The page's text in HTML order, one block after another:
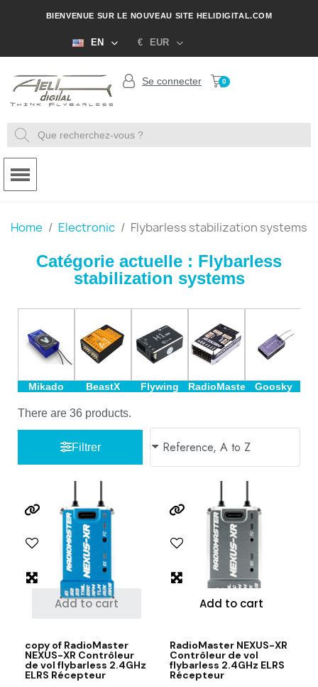
BIENVENUE SUR LE NOUVEAU SITE HELIDIGITAL.COM
EN € EUR
Se connecter
Home Electronic Flybarless stabilization systems
Catégorie actuelle : Flybarless
stabilization systems
Mikado BeastX Flywing RadioMaster Goosky
There are 36 products.
Filtrer
Add to cart
copy of RadioMaster
NEXUS-XR Contrôleur
de vol flybarless 2.4GHz
ELRS Récepteur
Add to cart
RadioMaster NEXUS-XR
Contrôleur de vol
flybarless 2.4GHz ELRS
Récepteur